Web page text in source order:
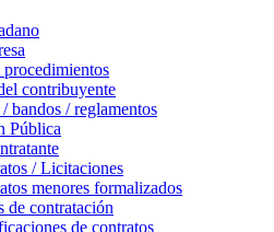
contribuyente
bandos / reglamentos
Pública
/ Licitaciones
menores formalizados
de contratación
de contratos